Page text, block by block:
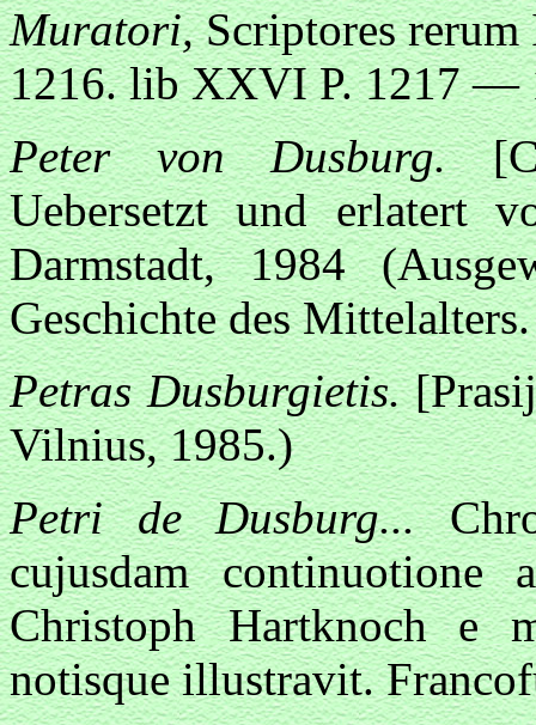
Muratori,Scriptores
1216. lib XXVI P. 1217 —
Peter von Dusburg.
Uebersetzt und erlatert
Darmstadt, 1984
Geschichte des
Petras Dusburgietis.
Vilnius, 1985.)
Petri de Dusburg...
cujusdam continuotione
Christoph Hartknoch e
notisque illustravit.